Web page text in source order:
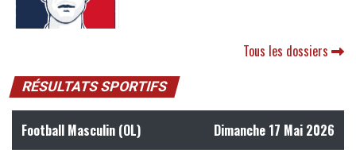
Tous les dossiers
RÉSULTATS SPORTIFS
Football Masculin (OL) Dimanche 17 Mai 2026